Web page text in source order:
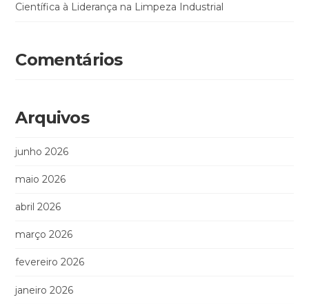
Científica à Liderança na Limpeza Industrial
Comentários
Arquivos
junho 2026
maio 2026
abril 2026
março 2026
fevereiro 2026
janeiro 2026